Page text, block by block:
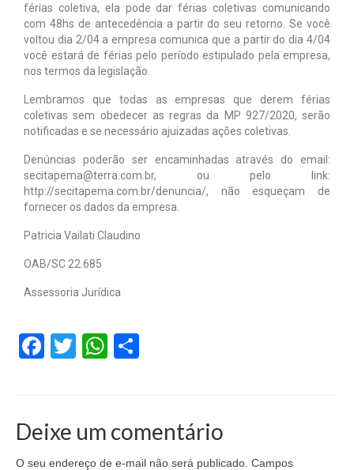
férias coletiva, ela pode dar férias coletivas comunicando
com 48hs de antecedência a partir do seu retorno. Se você
voltou dia 2/04 a empresa comunica que a partir do dia 4/04
você estará de férias pelo período estipulado pela empresa,
nos termos da legislação.
Lembramos que todas as empresas que derem férias
coletivas sem obedecer as regras da MP 927/2020, serão
notificadas e se necessário ajuizadas ações coletivas.
Denúncias poderão ser encaminhadas através do email:
secitapema@terra.com.br, ou pelo link:
http://secitapema.com.br/denuncia/, não esqueçam de
fornecer os dados da empresa.
Patricia Vailati Claudino
OAB/SC 22.685
Assessoria Jurídica
Facebook
TwitterWhatsApp
Deixe um comentário
O seu endereço de e-mail não será publicado. Campos